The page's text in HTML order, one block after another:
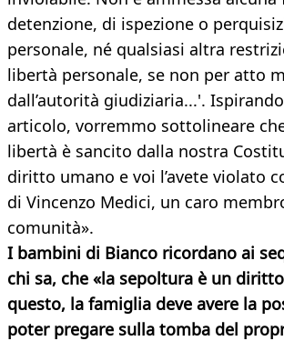
detenzione, di ispezione o
personale, né qualsiasi altra
libertà personale, se non per atto
dall’autorità giudiziaria...'.
articolo, vorremmo sottolineare
libertà è sancito dalla nostra
diritto umano e voi l’avete violato
di Vincenzo Medici, un caro
comunità».
I bambini di Bianco ricordano ai
chi sa, che «la sepoltura è un
questo, la famiglia deve avere la
poter pregare sulla tomba del